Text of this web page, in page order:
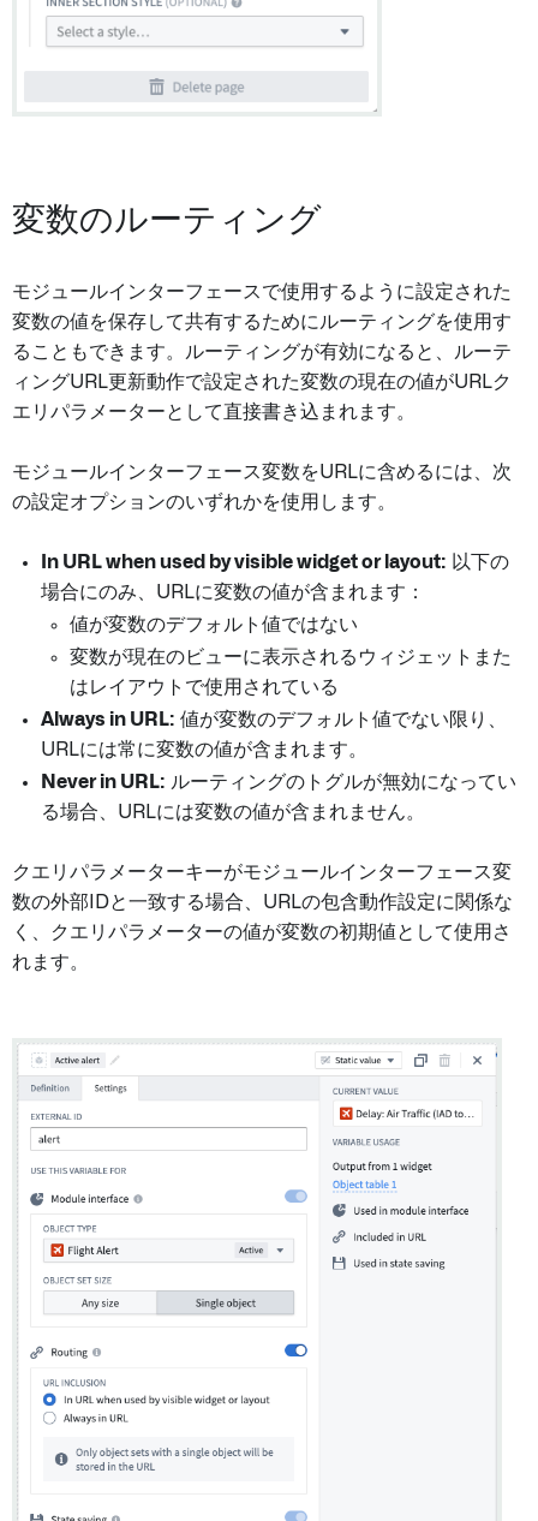
変数のルーティング
モジュールインターフェースで使用するように設定された
変数の値を保存して共有するためにルーティングを使用す
ることもできます。ルーティングが有効になると、ルーテ
ィングURL更新動作で設定された変数の現在の値がURLク
エリパラメーターとして直接書き込まれます。
モジュールインターフェース変数をURLに含めるには、次
の設定オプションのいずれかを使用します。
In URL when used by visible widget or layout: 以下の
場合にのみ、URLに変数の値が含まれます：
値が変数のデフォルト値ではない
変数が現在のビューに表示されるウィジェットまた
はレイアウトで使用されている
Always in URL: 値が変数のデフォルト値でない限り、
URLには常に変数の値が含まれます。
Never in URL: ルーティングのトグルが無効になってい
る場合、URLには変数の値が含まれません。
クエリパラメーターキーがモジュールインターフェース変
数の外部IDと一致する場合、URLの包含動作設定に関係な
く、クエリパラメーターの値が変数の初期値として使用さ
れます。